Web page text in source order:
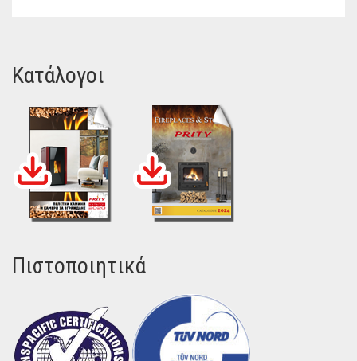
Κατάλογοι
Πιστοποιητικά